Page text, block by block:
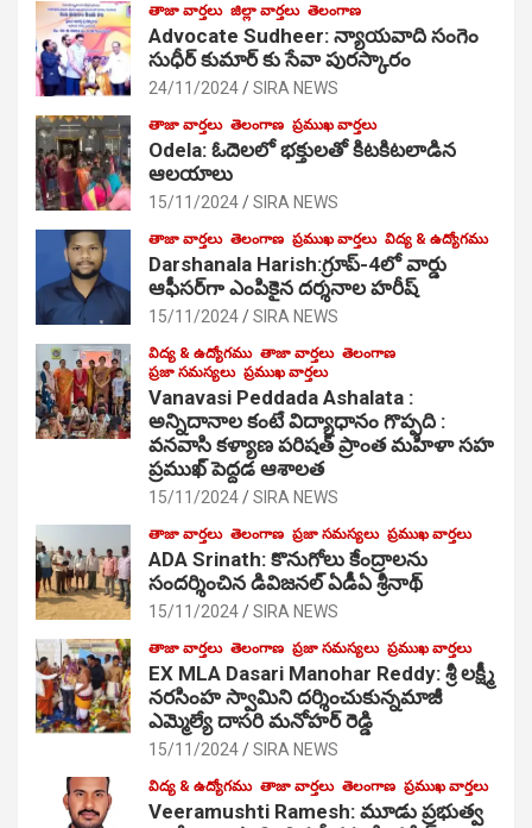
తాజా వార్తలు జిల్లా వార్తలు తెలంగాణ
Advocate Sudheer: న్యాయవాది సంగెం
సుధీర్ కుమార్ కు సేవా పురస్కారం
24/11/2024 SIRA NEWS
తాజా వార్తలు తెలంగాణ ప్రముఖ వార్తలు
Odela: ఓదెల‌లో భక్తులతో కిటకిటలాడిన
ఆల‌యాలు
15/11/2024 SIRA NEWS
తాజా వార్తలు తెలంగాణ ప్రముఖ వార్తలు విద్య & ఉద్యోగము
Darshanala Harish:గ్రూప్-4లో వార్డు
ఆఫీసర్‌గా ఎంపికైన దర్శనాల హరీష్
15/11/2024 SIRA NEWS
విద్య & ఉద్యోగము తాజా వార్తలు తెలంగాణ
ప్రజా సమస్యలు ప్రముఖ వార్తలు
Vanavasi Peddada Ashalata :
అన్నిదానాల కంటే విద్యాధానం గొప్పది :
వనవాసి కళ్యాణ పరిషత్ ప్రాంత మహిళా సహ
ప్రముఖ్ పెద్దడ ఆశాలత
15/11/2024 SIRA NEWS
తాజా వార్తలు తెలంగాణ ప్రజా సమస్యలు ప్రముఖ వార్తలు
ADA Srinath: కొనుగోలు కేంద్రాల‌ను
సంద‌ర్శించిన డివిజనల్ ఏడీఏ శ్రీనాథ్
15/11/2024 SIRA NEWS
తాజా వార్తలు తెలంగాణ ప్రజా సమస్యలు ప్రముఖ వార్తలు
EX MLA Dasari Manohar Reddy: శ్రీ లక్ష్మీ
నరసింహ స్వామిని దర్శించుకున్నమాజీ
ఎమ్మెల్యే దాసరి మనోహర్ రెడ్డి
15/11/2024 SIRA NEWS
విద్య & ఉద్యోగము తాజా వార్తలు తెలంగాణ ప్రముఖ వార్తలు
Veeramushti Ramesh: మూడు ప్రభుత్వ